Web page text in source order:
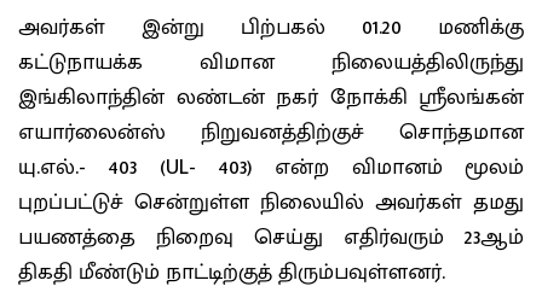
அவர்கள் இன்று பிற்பகல் 01.20 மணிக்கு
கட்டுநாயக்க விமான நிலையத்திலிருந்து
இங்கிலாந்தின் லண்டன் நகர் நோக்கி ஸ்ரீலங்கன்
எயார்லைன்ஸ் நிறுவனத்திற்குச் சொந்தமான
யு.எல்.- 403 (UL- 403) என்ற விமானம் மூலம்
புறப்பட்டுச் சென்றுள்ள நிலையில் அவர்கள் தமது
பயணத்தை நிறைவு செய்து எதிர்வரும் 23ஆம்
திகதி மீண்டும் நாட்டிற்குத் திரும்பவுள்ளனர்.